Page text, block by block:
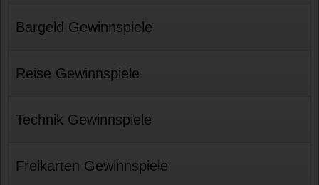
Bargeld Gewinnspiele
Reise Gewinnspiele
Technik Gewinnspiele
Freikarten Gewinnspiele